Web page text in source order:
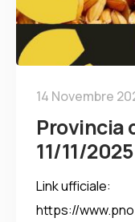
14 Novembre
Provincia
11/11/
Link ufficiale:
https://